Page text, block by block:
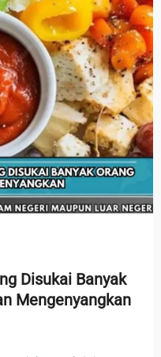
Disukai Banyak
Mengenyangkan